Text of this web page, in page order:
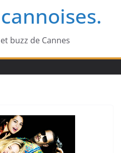
buzz de Cannes